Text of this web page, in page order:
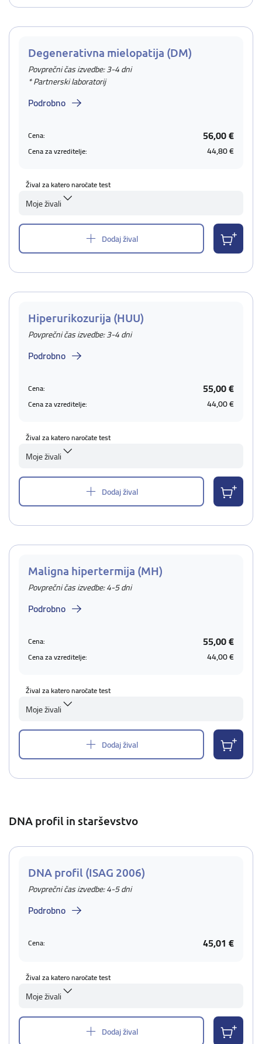
Degenerativna mielopatija (DM)
Povprečni čas izvedbe: 3-4 dni
* Partnerski laboratorij
Podrobno
Cena: 56,00 €
Cena za vzreditelje: 44,80 €
Žival za katero naročate test
Moje živali
Dodaj žival
Hiperurikozurija (HUU)
Povprečni čas izvedbe: 3-4 dni
Podrobno
Cena: 55,00 €
Cena za vzreditelje: 44,00 €
Žival za katero naročate test
Moje živali
Dodaj žival
Maligna hipertermija (MH)
Povprečni čas izvedbe: 4-5 dni
Podrobno
Cena: 55,00 €
Cena za vzreditelje: 44,00 €
Žival za katero naročate test
Moje živali
Dodaj žival
DNA profil in starševstvo
DNA profil (ISAG 2006)
Povprečni čas izvedbe: 4-5 dni
Podrobno
Cena: 45,01 €
Žival za katero naročate test
Moje živali
Dodaj žival